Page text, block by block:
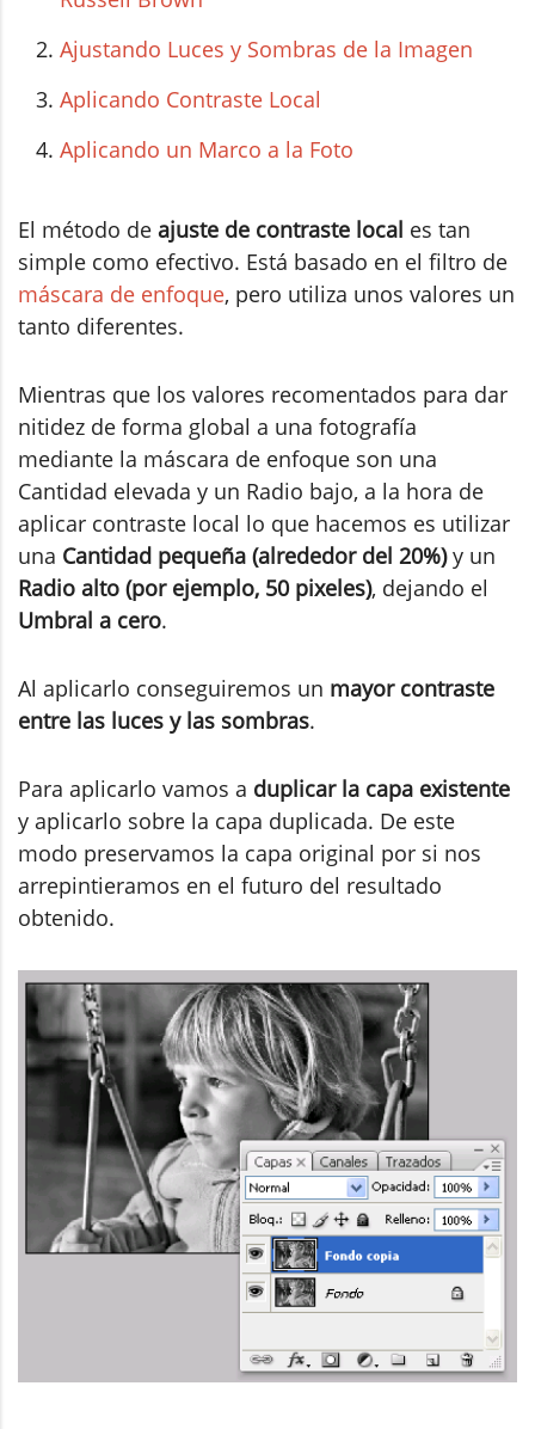
Ajustando Luces y Sombras de la Imagen
Aplicando Contraste Local
Aplicando un Marco a la Foto
El método de ajuste de contraste local es tan
simple como efectivo. Está basado en el filtro de
máscara de enfoque, pero utiliza unos valores un
tanto diferentes.
Mientras que los valores recomentados para dar
nitidez de forma global a una fotografía
mediante la máscara de enfoque son una
Cantidad elevada y un Radio bajo, a la hora de
aplicar contraste local lo que hacemos es utilizar
una Cantidad pequeña (alrededor del 20%)y un
Radio alto (por ejemplo, 50 pixeles), dejando el
Umbral a cero.
Al aplicarlo conseguiremos un mayor contraste
entre las luces y las sombras.
Para aplicarlo vamos a duplicar la capa existente
y aplicarlo sobre la capa duplicada. De este
modo preservamos la capa original por si nos
arrepintieramos en el futuro del resultado
obtenido.